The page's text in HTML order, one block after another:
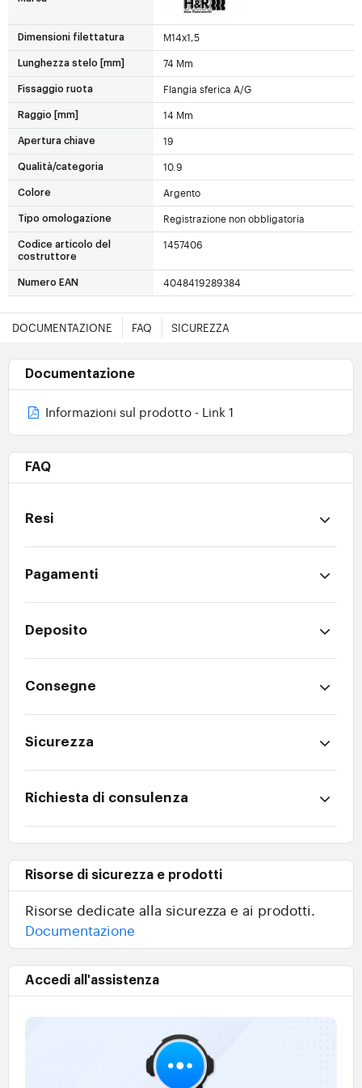
Dimensioni filettatura M14x1,5
Lunghezza stelo [mm] 74 Mm
Fissaggio ruota Flangia sferica A/G
Raggio [mm] 14 Mm
Apertura chiave 19
Qualità/categoria 10.9
Colore Argento
Tipo omologazione Registrazione non obbligatoria
Codice articolo del
costruttore
1457406
Numero EAN 4048419289384
DOCUMENTAZIONE FAQ SICUREZZA
Documentazione
Informazioni sul prodotto - Link 1
FAQ
Resi
Pagamenti
Deposito
Consegne
Sicurezza
Richiesta di consulenza
Risorse di sicurezza e prodotti
Risorse dedicate alla sicurezza e ai prodotti.
Documentazione
Accedi all'assistenza